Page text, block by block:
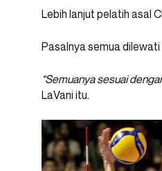
Lebih lanjut pelatih asal
Pasalnya semua dilewati
“Semuanya sesuai
LaVani itu.